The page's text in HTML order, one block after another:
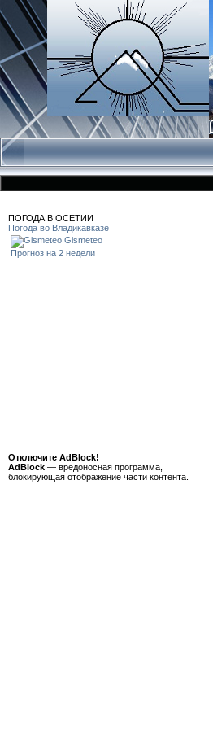
ПОГОДА В ОСЕТИИ
Погода во Владикавказе
Gismeteo
Прогноз на 2 недели
Отключите AdBlock!
AdBlock — вредоносная программа,
блокирующая отображение части контента.